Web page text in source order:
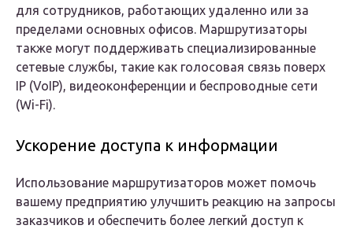
для сотрудников, работающих удаленно или за
пределами основных офисов. Маршрутизаторы
также могут поддерживать специализированные
сетевые службы, такие как голосовая связь поверх
IP (VoIP), видеоконференции и беспроводные сети
(Wi-Fi).
Ускорение доступа к информации
Использование маршрутизаторов может помочь
вашему предприятию улучшить реакцию на запросы
заказчиков и обеспечить более легкий доступ к